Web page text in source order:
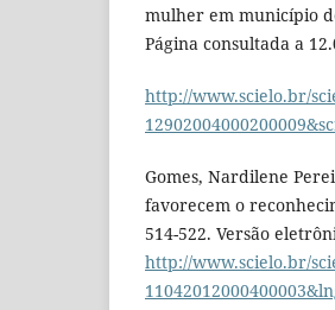
mulher em município
Página consultada a
http://www.scielo.br/
Gomes, Nardilene
favorecem o
514-522. Versão
http://www.scielo.br/